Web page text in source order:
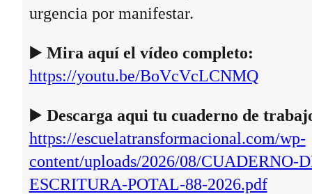
urgencia por manifestar.
▶️ Mira aquí el vídeo completo:
https://youtu.be/BoVcVcLCNMQ
▶️ Descarga aqui tu cuaderno de
https://escuelatransformacional.com/wp-
content/uploads/2026/08/CUADERNO-
ESCRITURA-POTAL-88-2026.pdf